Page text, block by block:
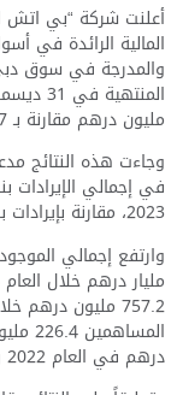
أعلنت شركة “بي اتش
المالية الرائدة في
والمدرجة في سوق
مليون درهم مقارنة بـ 15.7 مليون درهم تم تسجيلها في عام 2022.
وجاءت هذه النتائج
2023، مقارنة بإيرادات بلغت 85.3 مليون درهم في عام 2022.
درهم في العام 2022 وبنسبة نمو 17%.